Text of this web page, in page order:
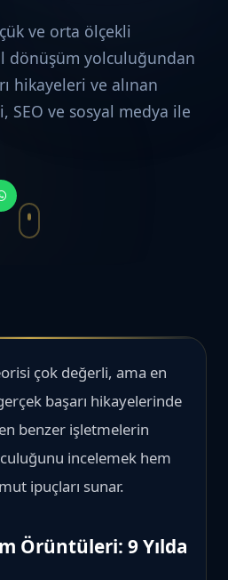
ve orta ölçekli
dönüşüm yolculuğundan
hikayeleri ve alınan
SEO ve sosyal medya ile
çok değerli, ama en
başarı hikayelerinde
benzer işletmelerin
incelemek hem
ipuçları sunar.
Örüntüleri: 9 Yılda